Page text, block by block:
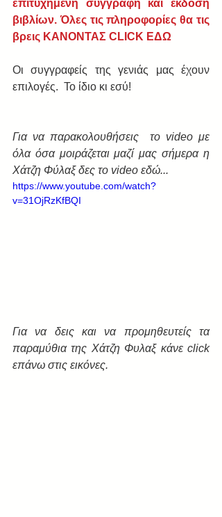
επιτυχημένη συγγραφή και έκδοση
βιβλίων. Όλες τις πληροφορίες θα τις
βρεις ΚΑΝΟΝΤΑΣ CLICK ΕΔΩ
Οι συγγραφείς της γενιάς μας έχουν
επιλογές.  Το ίδιο κι εσύ!
Για να παρακολουθήσεις  το video με
όλα όσα μοιράζεται μαζί μας σήμερα η
Χάτζη Φύλαξ δες το video εδώ...
https://www.youtube.com/watch?
v=31OjRzKfBQI
Για να δεις και να προμηθευτείς τα
παραμύθια της Χάτζη Φυλαξ κάνε click
επάνω στις εικόνες.